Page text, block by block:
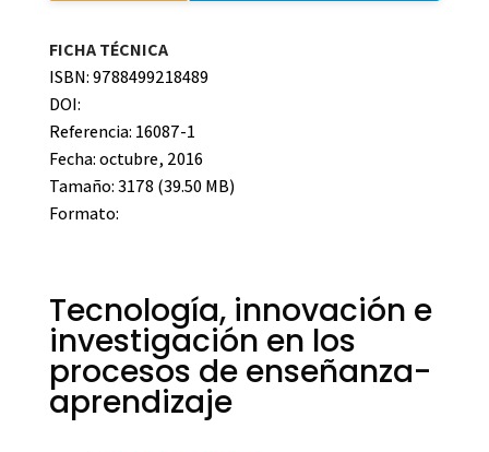
FICHA TÉCNICA
ISBN: 9788499218489
DOI:
Referencia: 16087-1
Fecha: octubre, 2016
Tamaño: 3178 (39.50 MB)
Formato:
Tecnología, innovación e
investigación en los
procesos de enseñanza-
aprendizaje